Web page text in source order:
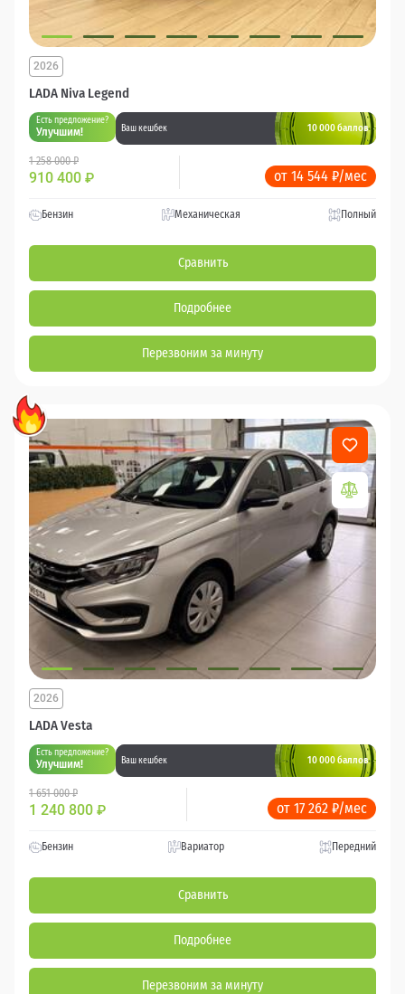
LADA Niva Legend
2026
Есть предложение?
Улучшим! Ваш кешбек 10 000 баллов
1 258 000 ₽
910 400 ₽ от 14 544 ₽/мес
Бензин Механическая Полный
Сравнить
Подробнее
Перезвоним за минуту
LADA Vesta
2026
Есть предложение?
Улучшим! Ваш кешбек 10 000 баллов
1 651 000 ₽
1 240 800 ₽ от 17 262 ₽/мес
Бензин Вариатор Передний
Сравнить
Подробнее
Перезвоним за минуту